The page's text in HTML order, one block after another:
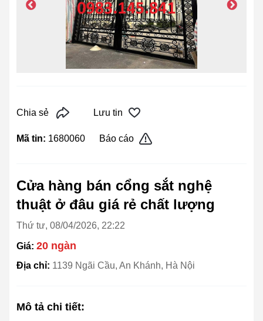
Chia sẻ Lưu tin
Mã tin: 1680060 Báo cáo
Cửa hàng bán cổng sắt nghệ
thuật ở đâu giá rẻ chất lượng
Thứ tư, 08/04/2026, 22:22
Giá: 20 ngàn
Địa chỉ: 1139 Ngãi Cầu, An Khánh, Hà Nội
Mô tả chi tiết: